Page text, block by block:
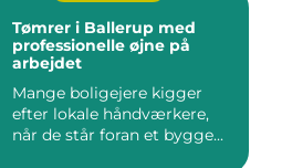
Tømrer i Ballerup med
professionelle øjne på
arbejdet
Mange boligejere kigger
efter lokale håndværkere,
når de står foran et bygge...